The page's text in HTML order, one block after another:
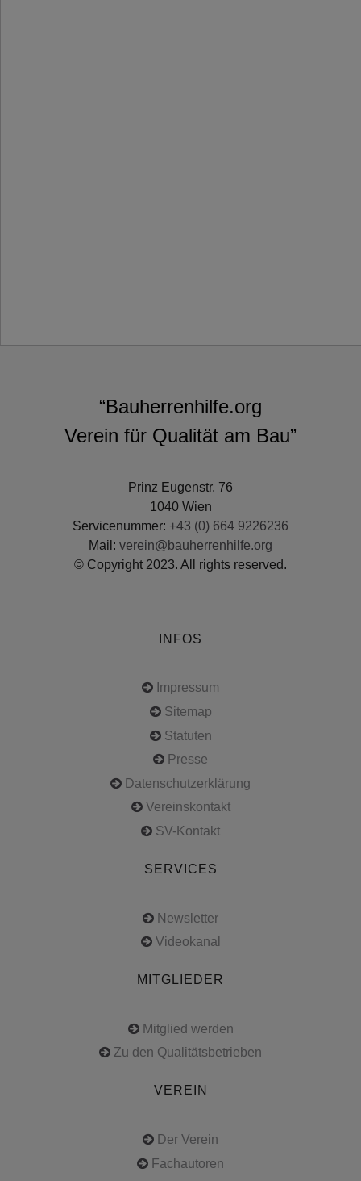
“Bauherrenhilfe.org
Verein für Qualität am Bau”
Prinz Eugenstr. 76
1040 Wien
Servicenummer: +43 (0) 664 9226236
Mail: verein@bauherrenhilfe.org
© Copyright 2023. All rights reserved.
INFOS
Impressum
Sitemap
Statuten
Presse
Datenschutzerklärung
Vereinskontakt
SV-Kontakt
SERVICES
Newsletter
Videokanal
MITGLIEDER
Mitglied werden
Zu den Qualitätsbetrieben
VEREIN
Der Verein
Fachautoren